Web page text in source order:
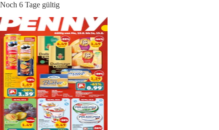
Noch 6 Tage gültig